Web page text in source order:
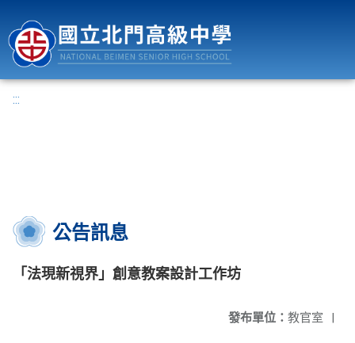
:::
公告訊息
「法現新視界」創意教案設計工作坊
發布單位： 教官室 |